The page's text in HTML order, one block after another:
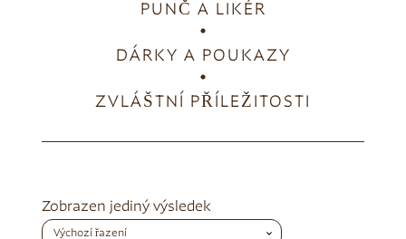
PUNČ A LIKÉR
DÁRKY A POUKAZY
ZVLÁŠTNÍ PŘÍLEŽITOSTI
Zobrazen jediný výsledek